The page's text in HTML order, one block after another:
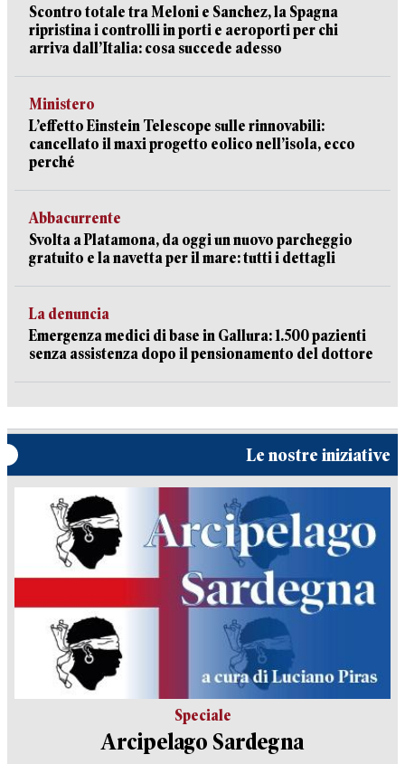
Scontro totale tra Meloni e Sanchez, la Spagna
ripristina i controlli in porti e aeroporti per chi
arriva dall’Italia: cosa succede adesso
Ministero
L’effetto Einstein Telescope sulle rinnovabili:
cancellato il maxi progetto eolico nell’isola, ecco
perché
Abbacurrente
Svolta a Platamona, da oggi un nuovo parcheggio
gratuito e la navetta per il mare: tutti i dettagli
La denuncia
Emergenza medici di base in Gallura: 1.500 pazienti
senza assistenza dopo il pensionamento del dottore
Le nostre iniziative
Speciale
Arcipelago Sardegna